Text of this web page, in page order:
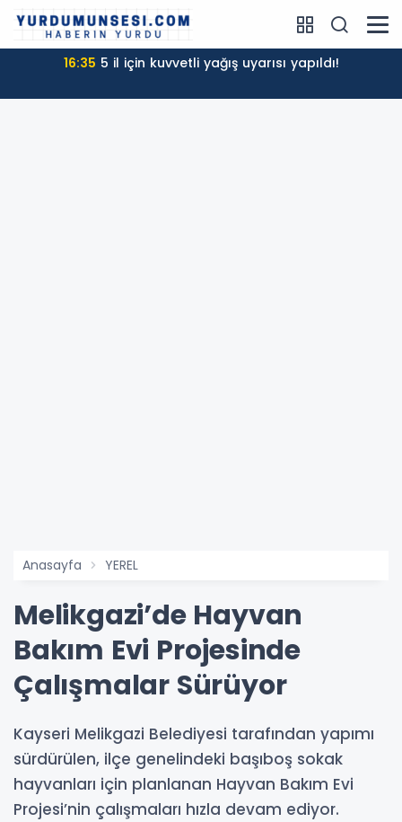
16:35 5 il için kuvvetli yağış uyarısı yapıldı!
Anasayfa YEREL
Melikgazi’de Hayvan
Bakım Evi Projesinde
Çalışmalar Sürüyor
Kayseri Melikgazi Belediyesi tarafından yapımı
sürdürülen, ilçe genelindeki başıboş sokak
hayvanları için planlanan Hayvan Bakım Evi
Projesi’nin çalışmaları hızla devam ediyor.